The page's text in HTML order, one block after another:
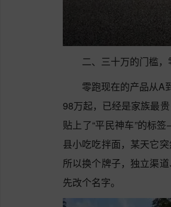
二、三十万的门槛
零跑现在的产品从A
98万起，已经是家族最
贴上了“平民神车”的标
县小吃吃拌面，某天它
所以换个牌子，独立渠
先改个名字。